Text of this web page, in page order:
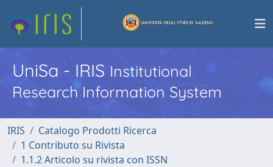
UniSa - IRISInstitutional
Research Information System
IRIS
Catalogo Prodotti Ricerca
1 Contributo su Rivista
1.1.2 Articolo su rivista con ISSN